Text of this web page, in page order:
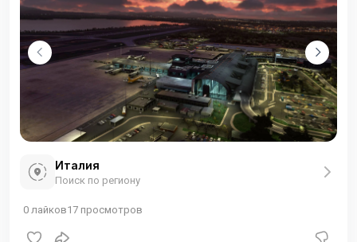
Италия
Поиск по региону
0 лайков17 просмотров